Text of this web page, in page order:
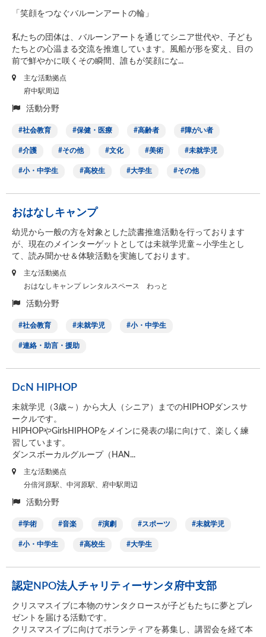
「笑顔をつなぐバルーンアートの輪」
私たちの団体は、バルーンアートを通じてシニア世代や、子ども
たちとの心温まる交流を推進しています。風船が形を変え、目の
前で鮮やかに咲くその瞬間、誰もが笑顔にな...
主な活動拠点
府中駅周辺
活動分野
社会教育 保健・医療 高齢者 障がい者
介護 その他 文化 美術 未就学児
小・中学生 高校生 大学生 その他
おはなしキャンプ
幼児から一般の方を対象とした読書推進活動を行っております
が、現在のメインターゲットとしては未就学児童～小学生とし
て、読み聞かせ＆体験活動を実施しております。
主な活動拠点
おはなしキャンプ レンタルスペース わっと
活動分野
社会教育 未就学児 小・中学生
連絡・助言・援助
DcN HIPHOP
未就学児（3歳～）から大人（シニア）までのHIPHOPダンスサ
ークルです。
HIPHOPやGirlsHIPHOPをメインに発表の場に向けて、楽しく練
習しています。
ダンスボーカルグループ（HAN...
主な活動拠点
分倍河原駅、中河原駅、府中駅周辺
活動分野
学術 音楽 演劇 スポーツ 未就学児
小・中学生 高校生 大学生
認定NPO法人チャリティーサンタ府中支部
クリスマスイブに本物のサンタクロースが子どもたちに夢とプレ
ゼントを届ける活動です。
クリスマスイブに向けてボランティアを募集し、講習会を経て本